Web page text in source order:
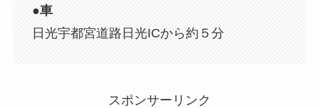
●車
日光宇都宮道路日光ICから約５分
スポンサーリンク